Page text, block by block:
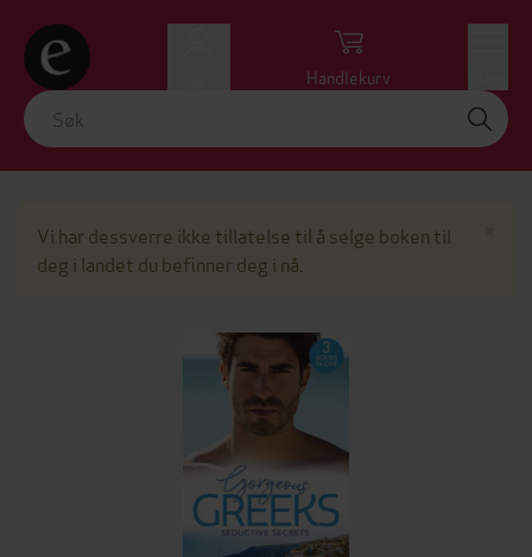
Handlekurv
Vi har dessverre ikke tillatelse til å selge boken til
deg i landet du befinner deg i nå.